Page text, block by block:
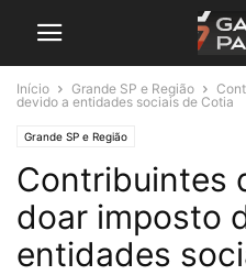
Início Grande SP e Região
devido a entidades sociais de Cotia
Grande SP e Região
Contribuintes
doar imposto
entidades